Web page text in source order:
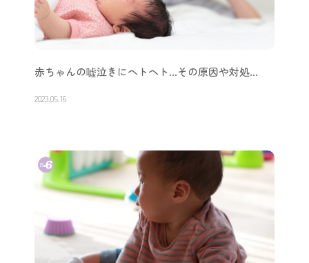
赤ちゃんの嘘泣きにヘトヘト…その原因や対処…
2023.05.16